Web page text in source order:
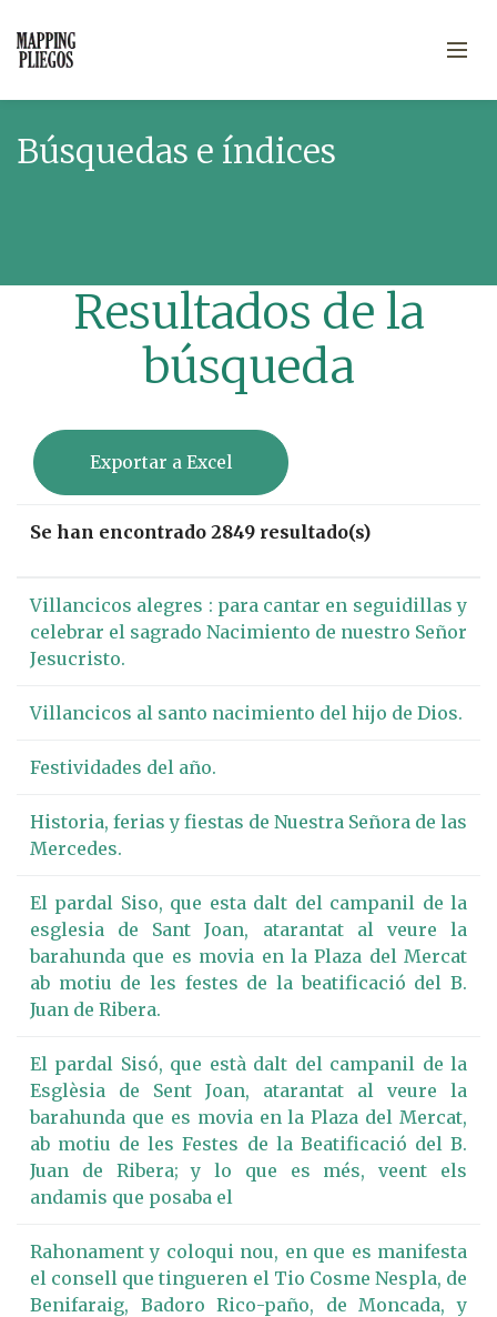
Búsquedas e índices
Resultados de la
búsqueda
Exportar a Excel
Se han encontrado 2849 resultado(s)
Villancicos alegres : para cantar en seguidillas y
celebrar el sagrado Nacimiento de nuestro Señor
Jesucristo.
Villancicos al santo nacimiento del hijo de Dios.
Festividades del año.
Historia, ferias y fiestas de Nuestra Señora de las
Mercedes.
El pardal Siso, que esta dalt del campanil de la
esglesia de Sant Joan, atarantat al veure la
barahunda que es movia en la Plaza del Mercat
ab motiu de les festes de la beatificació del B.
Juan de Ribera.
El pardal Sisó, que està dalt del campanil de la
Esglèsia de Sent Joan, atarantat al veure la
barahunda que es movia en la Plaza del Mercat,
ab motiu de les Festes de la Beatificació del B.
Juan de Ribera; y lo que es més, veent els
andamis que posaba el
Rahonament y coloqui nou, en que es manifesta
el consell que tingueren el Tio Cosme Nespla, de
Benifaraig, Badoro Rico-paño, de Moncada, y